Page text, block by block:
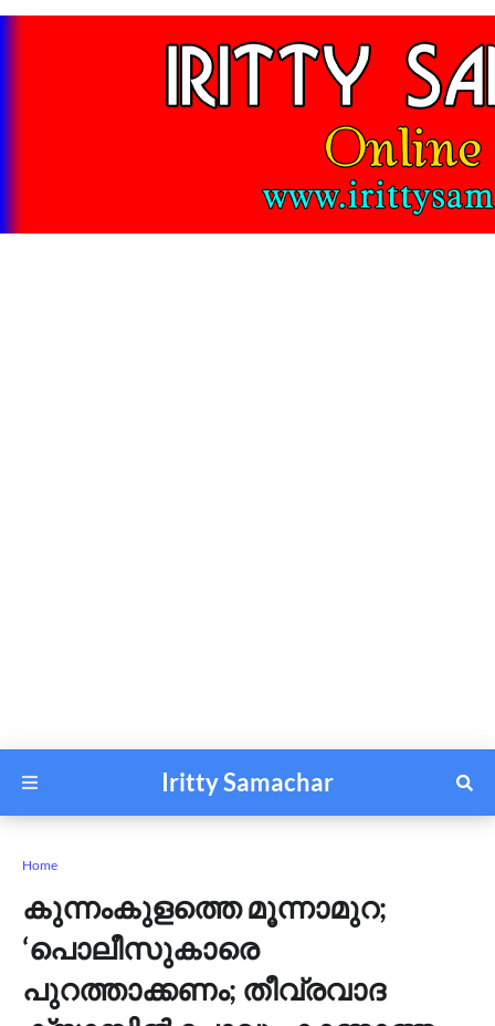
Iritty Samachar
Home
കുന്നംകുളത്തെ മൂന്നാമുറ;
‘പൊലീസുകാരെ
പുറത്താക്കണം; തീവ്രവാദ